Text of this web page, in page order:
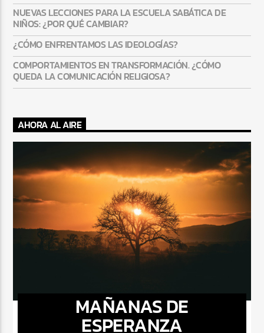
NUEVAS LECCIONES PARA LA ESCUELA SABÁTICA DE
NIÑOS: ¿POR QUÉ CAMBIAR?
¿CÓMO ENFRENTAMOS LAS IDEOLOGÍAS?
COMPORTAMIENTOS EN TRANSFORMACIÓN. ¿CÓMO
QUEDA LA COMUNICACIÓN RELIGIOSA?
AHORA AL AIRE
MAÑANAS DE
ESPERANZA